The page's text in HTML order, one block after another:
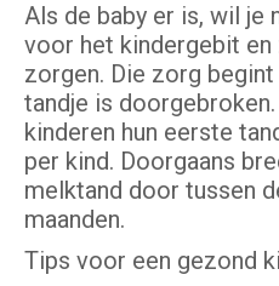
Als de baby er is, wil je
voor het kindergebit
zorgen. Die zorg
tandje is
kinderen hun eerste
per kind. Doorgaans
melktand door tussen
maanden.
Tips voor een gezond